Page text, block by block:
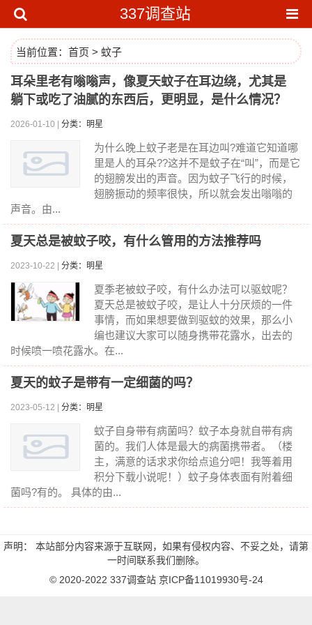
337调查站
当前位置： 首页 > 蚊子
耳朵里老有嗡嗡声，像夏天蚊子在耳边绕，尤其是
躺下或吃了油腻的东西后，更明显，是什么情况？
2026-01-10 | 分类：明星
为什么晚上蚊子老是在耳边叫?难道它知道哪
里是人的耳朵??这并不是蚊子在“叫”，而是它
的翅膀发出的声音。因为蚊子飞行的时候，
翅膀振动的频率很快，所以就会发出嗡嗡的
声音。由...
夏天总是被蚊子咬，有什么管用的方法推荐吗
2023-10-22 | 分类：明星
夏季老被蚊子咬，有什么办法可以驱蚊呢？
夏天总是被蚊子咬，是让人十分厌烦的一件
事情，而如果想要做到驱蚊的效果，那么小
编也建议大家可以随身携带花露水，出去的
时候喷一喷花露水。在...
夏天的蚊子是带有一定细菌的吗？
2023-05-12 | 分类：明星
蚊子自身带有病菌吗？蚊子本身就自带有病
菌的。我们人体是最大的病菌携带者。（楼
主，满意的话求求你给点追分吧！我等着用
积分下载小说呢！）蚊子身体表面有附着细
菌吗?有的。 具体的由...
声明： 本站部分内容来源于互联网，如果有侵权内容、不妥之处，请第
一时间联系我们删除。
© 2020-2022 337调查站 京ICP备11019930号-24